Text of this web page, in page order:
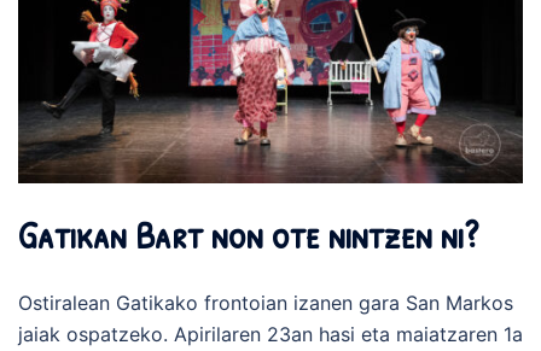
Gatikan Bart non ote nintzen ni?
Ostiralean Gatikako frontoian izanen gara San Markos
jaiak ospatzeko. Apirilaren 23an hasi eta maiatzaren 1a